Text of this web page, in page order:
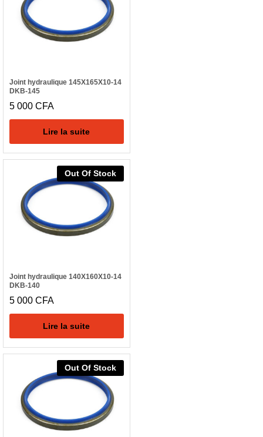
Joint hydraulique 145X165X10-14
DKB-145
5 000 CFA
Lire la suite
Out Of Stock
Joint hydraulique 140X160X10-14
DKB-140
5 000 CFA
Lire la suite
Out Of Stock